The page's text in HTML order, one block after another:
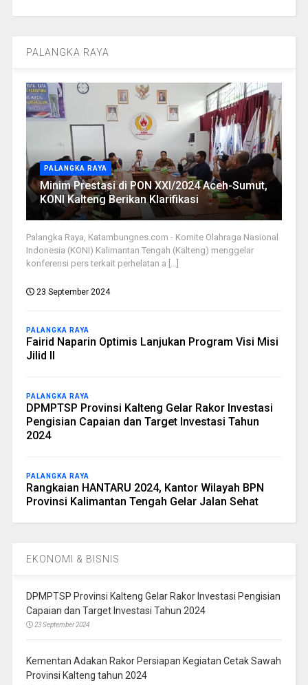
PALANGKA RAYA
PALANGKA RAYA
Minim Prestasi di PON XXI/2024 Aceh-Sumut,
KONI Kalteng Berikan Klarifikasi
Palangka Raya, Katambungnes.com - Komite Olahraga Nasional
Indonesia (KONI) Kalimantan Tengah (Kalteng) menggelar
konferensi pers terkait perhelatan a [...]
23 September 2024
PALANGKA RAYA
Fairid Naparin Optimis Lanjukan Program Visi Misi
Jilid II
PALANGKA RAYA
DPMPTSP Provinsi Kalteng Gelar Rakor Investasi
Pengisian Capaian dan Target Investasi Tahun
2024
PALANGKA RAYA
Rangkaian HANTARU 2024, Kantor Wilayah BPN
Provinsi Kalimantan Tengah Gelar Jalan Sehat
EKONOMI & BISNIS
DPMPTSP Provinsi Kalteng Gelar Rakor Investasi Pengisian
Capaian dan Target Investasi Tahun 2024
23 September 2024
Kementan Adakan Rakor Persiapan Kegiatan Cetak Sawah
Provinsi Kalteng tahun 2024